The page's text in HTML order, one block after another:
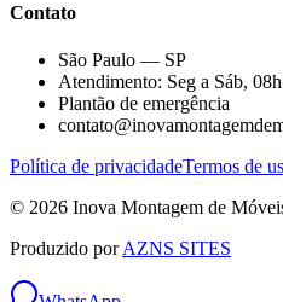
Contato
São Paulo — SP
Atendimento: Seg a Sáb,
Plantão de emergência
Política de privacidadeTermos de
© 2026 Inova Montagem de
Produzido porAZNS SITES